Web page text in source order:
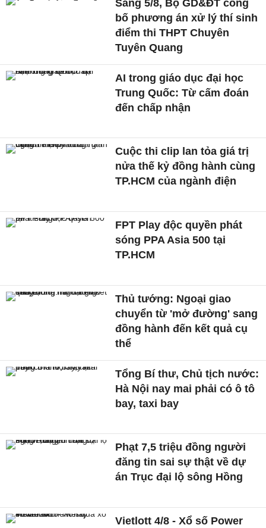
Sáng 5/8, Bộ GD&ĐT công
bố phương án xử lý thí sinh
điểm thi THPT Chuyên
Tuyên Quang
AI trong giáo dục đại học
Trung Quốc: Từ cấm đoán
đến chấp nhận
Cuộc thi clip lan tỏa giá trị
nửa thế kỷ đồng hành cùng
TP.HCM của ngành điện
FPT Play độc quyền phát
sóng PPA Asia 500 tại
TP.HCM
Thủ tướng: Ngoại giao
chuyển từ 'mở đường' sang
đồng hành đến kết quả cụ
thể
Tổng Bí thư, Chủ tịch nước:
Hà Nội nay mai phải có ô tô
bay, taxi bay
Phạt 7,5 triệu đồng người
đăng tin sai sự thật về dự
án Trục đại lộ sông Hồng
Vietlott 4/8 - Xổ số Power